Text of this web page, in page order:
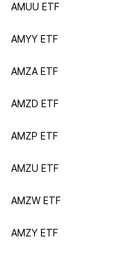
AMUU ETF
AMYY ETF
AMZA ETF
AMZD ETF
AMZP ETF
AMZU ETF
AMZW ETF
AMZY ETF